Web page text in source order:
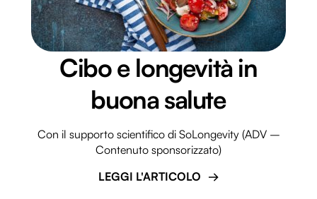
Cibo e longevità in
buona salute
Con il supporto scientifico di SoLongevity (ADV –
Contenuto sponsorizzato)
LEGGI L'ARTICOLO